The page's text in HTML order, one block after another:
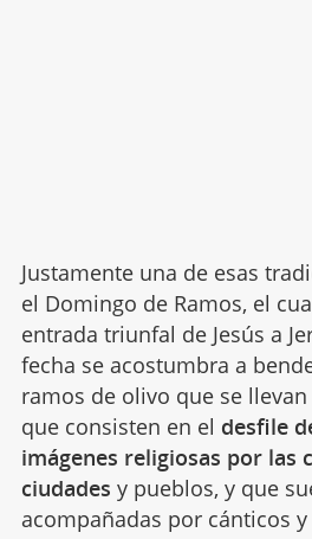
Justamente una de esas
el Domingo de Ramos, el
entrada triunfal de Jesús a
fecha se acostumbra a
ramos de olivo que se llevan
que consisten en el desfile
imágenes religiosas por las
ciudades y pueblos, y que
acompañadas por cánticos y